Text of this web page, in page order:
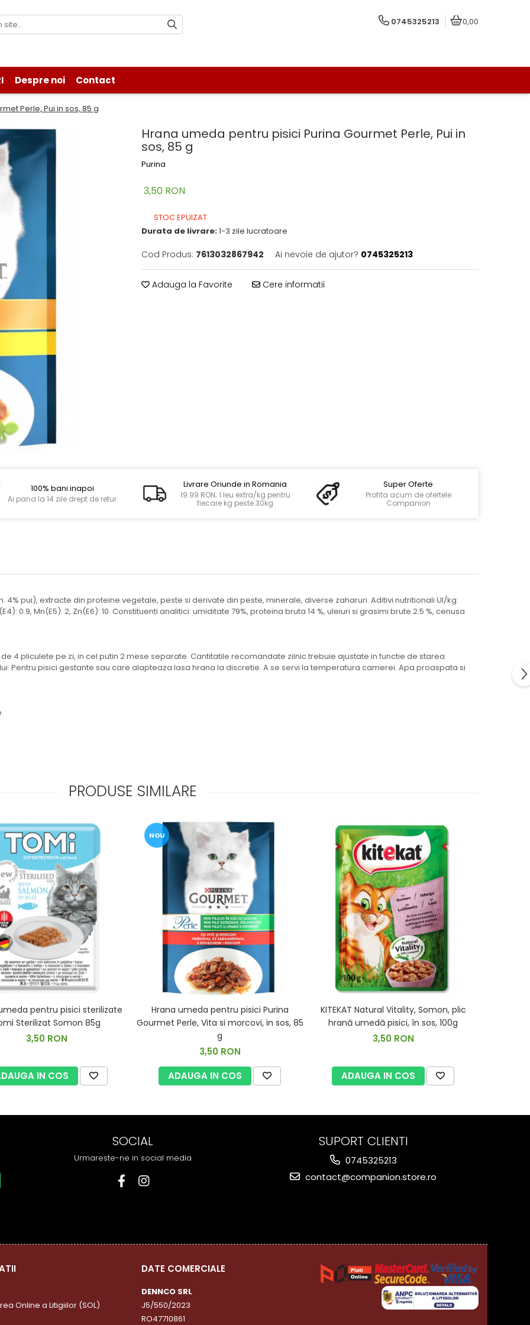
0745325213 0,00
Despre noi Contact
Perle, Pui in sos, 85 g
Hrana umeda pentru pisici Purina Gourmet Perle, Pui in
sos, 85 g
Purina
3,50 RON
STOC EPUIZAT
Durata de livrare:1-3 zile lucratoare
Cod Produs: 7613032867942 Ai nevoie de ajutor? 0745325213
Adauga la Favorite Cere informatii
100% bani inapoi
Ai pana la 14 zile drept de retur
Livrare Oriunde in Romania
19.99 RON; 1 leu extra/kg pentru
fiecare kg peste 30kg
Super Oferte
Profita acum de ofertele
Companion
pui), extracte din proteine vegetale, peste si derivate din peste, minerale, diverse zaharuri. Aditivi nutritionali UI/kg:
0.9, Mn(E5): 2, Zn(E6): 10. Constituenti analitici: umiditate 79%, proteina bruta 14 %, uleiuri si grasimi brute 2.5 %, cenusa
4 pliculete pe zi, in cel putin 2 mese separate. Cantitatile recomandate zilnic trebuie ajustate in functie de starea
Pentru pisici gestante sau care alapteaza lasa hrana la discretie. A se servi la temperatura camerei. Apa proaspata si
PRODUSE SIMILARE
pentru pisici sterilizate
Sterilizat Somon 85g
3,50 RON
IN COS
NOU
Hrana umeda pentru pisici Purina
Gourmet Perle, Vita si morcovi, in sos, 85
g
3,50 RON
ADAUGA IN COS
KITEKAT Natural Vitality, Somon, plic
hrană umedă pisici, în sos, 100g
3,50 RON
ADAUGA IN COS
SOCIAL
Urmareste-ne in social media
SUPORT CLIENTI
0745325213
contact@companion.store.ro
Online a Litigiilor (SOL)
DATE COMERCIALE
DENNCO SRL
J5/550/2023
RO47710861